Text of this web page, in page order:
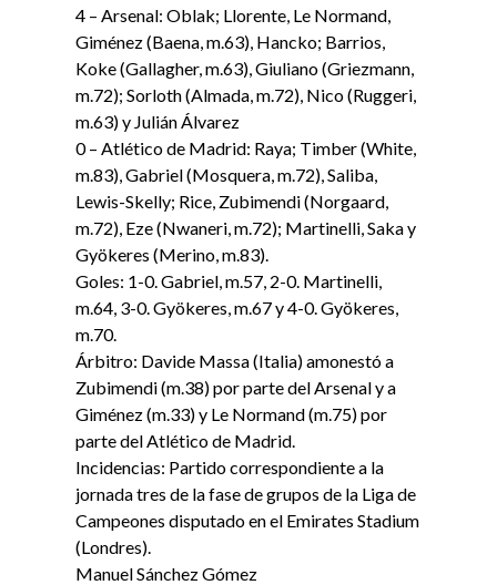
4 – Arsenal: Oblak; Llorente, Le Normand,
Giménez (Baena, m.63), Hancko; Barrios,
Koke (Gallagher, m.63), Giuliano (Griezmann,
m.72); Sorloth (Almada, m.72), Nico (Ruggeri,
m.63) y Julián Álvarez
0 – Atlético de Madrid: Raya; Timber (White,
m.83), Gabriel (Mosquera, m.72), Saliba,
Lewis-Skelly; Rice, Zubimendi (Norgaard,
m.72), Eze (Nwaneri, m.72); Martinelli, Saka y
Gyökeres (Merino, m.83).
Goles: 1-0. Gabriel, m.57, 2-0. Martinelli,
m.64, 3-0. Gyökeres, m.67 y 4-0. Gyökeres,
m.70.
Árbitro: Davide Massa (Italia) amonestó a
Zubimendi (m.38) por parte del Arsenal y a
Giménez (m.33) y Le Normand (m.75) por
parte del Atlético de Madrid.
Incidencias: Partido correspondiente a la
jornada tres de la fase de grupos de la Liga de
Campeones disputado en el Emirates Stadium
(Londres).
Manuel Sánchez Gómez